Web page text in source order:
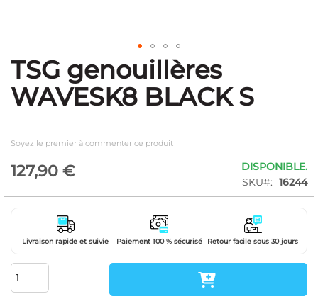
Skip
to
the
beginning
images
gallery
TSG genouillères
WAVESK8 BLACK S
Soyez le premier à commenter ce produit
127,90 €
DISPONIBLE.
SKU
16244
Livraison rapide et suivie Paiement 100 % sécurisé Retour facile sous 30 jours